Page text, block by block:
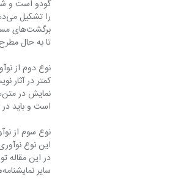
تا به حال
است و باید در
نوع سوم از
سایر نمایشنامه‌ها متفاوت است.